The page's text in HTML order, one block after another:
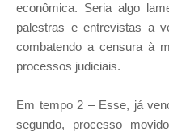
econômica. Seria algo
palestras e entrevistas a
combatendo a censura à
processos judiciais.
Em tempo 2 – Esse, já
segundo, processo